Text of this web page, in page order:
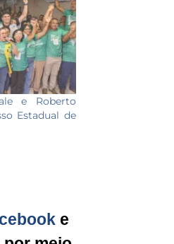
e Roberto
Estadual de
e